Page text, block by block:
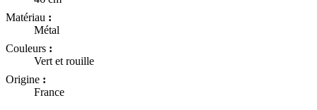
Matériau :
Métal
Couleurs :
Vert et rouille
Origine :
France